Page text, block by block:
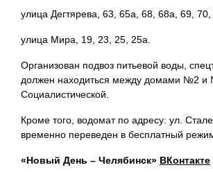
улица Дегтярева, 63, 65а, 68, 68а, 69, 70,
улица Мира, 19, 23, 25, 25а.
Организован подвоз питьевой воды,
должен находиться между домами №2 и
Социалистической.
Кроме того, водомат по адресу: ул.
временно переведен в бесплатный
«Новый День – Челябинск» ВКонтакте